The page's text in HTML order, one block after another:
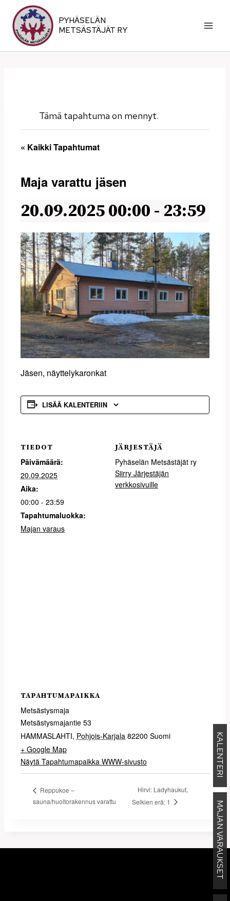
KALENTERI
MAJAN VARAUKSET
sisältöön
PYHÄSELÄN
METSÄSTÄJÄT RY
Tämä tapahtuma on mennyt.
« Kaikki Tapahtumat
Maja varattu jäsen
20.09.2025 00:00 - 23:59
Jäsen, näyttelykaronkat
LISÄÄ KALENTERIIN
TIEDOT
Päivämäärä:
20.09.2025
Aika:
00:00 - 23:59
Tapahtumaluokka:
Majan varaus
JÄRJESTÄJÄ
Pyhäselän Metsästäjät ry
Siirry Järjestäjän
verkkosivuille
TAPAHTUMAPAIKKA
Metsästysmaja
Metsästysmajantie 53
HAMMASLAHTI, Pohjois-Karjala 82200 Suomi
+ Google Map
Näytä Tapahtumapaikka WWW-sivusto
Reppukoe –
sauna/huoltorakennus varattu
Hirvi: Ladyhaukut,
Selkien erä: 1